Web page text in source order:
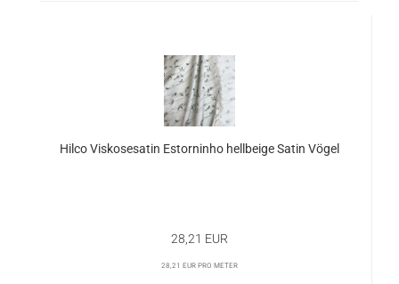
Hilco Viskosesatin Estorninho hellbeige Satin Vögel
28,21 EUR
28,21 EUR pro Meter